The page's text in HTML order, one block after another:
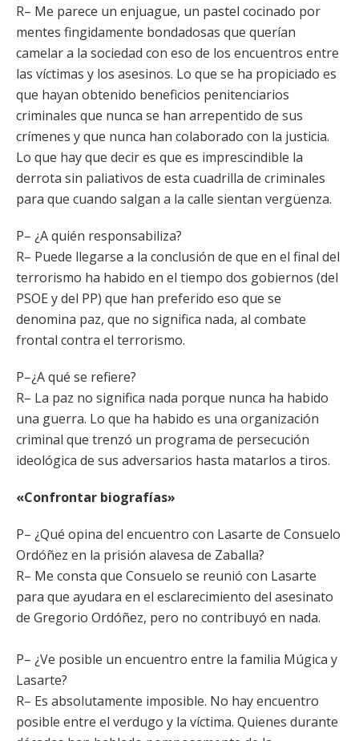
R– Me parece un enjuague, un pastel cocinado por
mentes fingidamente bondadosas que querían
camelar a la sociedad con eso de los encuentros entre
las víctimas y los asesinos. Lo que se ha propiciado es
que hayan obtenido beneficios penitenciarios
criminales que nunca se han arrepentido de sus
crímenes y que nunca han colaborado con la justicia.
Lo que hay que decir es que es imprescindible la
derrota sin paliativos de esta cuadrilla de criminales
para que cuando salgan a la calle sientan vergüenza.
P– ¿A quién responsabiliza?
R– Puede llegarse a la conclusión de que en el final del
terrorismo ha habido en el tiempo dos gobiernos (del
PSOE y del PP) que han preferido eso que se
denomina paz, que no significa nada, al combate
frontal contra el terrorismo.
P–¿A qué se refiere?
R– La paz no significa nada porque nunca ha habido
una guerra. Lo que ha habido es una organización
criminal que trenzó un programa de persecución
ideológica de sus adversarios hasta matarlos a tiros.
«Confrontar biografías»
P– ¿Qué opina del encuentro con Lasarte de Consuelo
Ordóñez en la prisión alavesa de Zaballa?
R– Me consta que Consuelo se reunió con Lasarte
para que ayudara en el esclarecimiento del asesinato
de Gregorio Ordóñez, pero no contribuyó en nada.
P– ¿Ve posible un encuentro entre la familia Múgica y
Lasarte?
R– Es absolutamente imposible. No hay encuentro
posible entre el verdugo y la víctima. Quienes durante